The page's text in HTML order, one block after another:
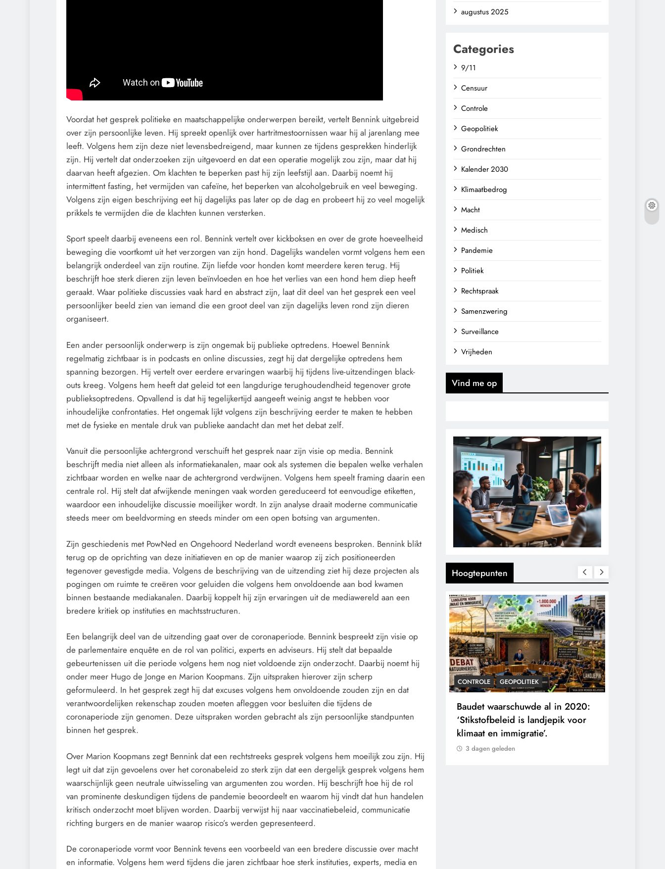
Voordat het gesprek politieke en maatschappelijke onderwerpen bereikt, vertelt Bennink uitgebreid
over zijn persoonlijke leven. Hij spreekt openlijk over hartritmestoornissen waar hij al jarenlang mee
leeft. Volgens hem zijn deze niet levensbedreigend, maar kunnen ze tijdens gesprekken hinderlijk
zijn. Hij vertelt dat onderzoeken zijn uitgevoerd en dat een operatie mogelijk zou zijn, maar dat hij
daarvan heeft afgezien. Om klachten te beperken past hij zijn leefstijl aan. Daarbij noemt hij
intermittent fasting, het vermijden van cafeïne, het beperken van alcoholgebruik en veel beweging.
Volgens zijn eigen beschrijving eet hij dagelijks pas later op de dag en probeert hij zo veel mogelijk
prikkels te vermijden die de klachten kunnen versterken.
Sport speelt daarbij eveneens een rol. Bennink vertelt over kickboksen en over de grote hoeveelheid
beweging die voortkomt uit het verzorgen van zijn hond. Dagelijks wandelen vormt volgens hem een
belangrijk onderdeel van zijn routine. Zijn liefde voor honden komt meerdere keren terug. Hij
beschrijft hoe sterk dieren zijn leven beïnvloeden en hoe het verlies van een hond hem diep heeft
geraakt. Waar politieke discussies vaak hard en abstract zijn, laat dit deel van het gesprek een veel
persoonlijker beeld zien van iemand die een groot deel van zijn dagelijks leven rond zijn dieren
organiseert.
Een ander persoonlijk onderwerp is zijn ongemak bij publieke optredens. Hoewel Bennink
regelmatig zichtbaar is in podcasts en online discussies, zegt hij dat dergelijke optredens hem
spanning bezorgen. Hij vertelt over eerdere ervaringen waarbij hij tijdens live-uitzendingen black-
outs kreeg. Volgens hem heeft dat geleid tot een langdurige terughoudendheid tegenover grote
publieksoptredens. Opvallend is dat hij tegelijkertijd aangeeft weinig angst te hebben voor
inhoudelijke confrontaties. Het ongemak lijkt volgens zijn beschrijving eerder te maken te hebben
met de fysieke en mentale druk van publieke aandacht dan met het debat zelf.
Vanuit die persoonlijke achtergrond verschuift het gesprek naar zijn visie op media. Bennink
beschrijft media niet alleen als informatiekanalen, maar ook als systemen die bepalen welke verhalen
zichtbaar worden en welke naar de achtergrond verdwijnen. Volgens hem speelt framing daarin een
centrale rol. Hij stelt dat afwijkende meningen vaak worden gereduceerd tot eenvoudige etiketten,
waardoor een inhoudelijke discussie moeilijker wordt. In zijn analyse draait moderne communicatie
steeds meer om beeldvorming en steeds minder om een open botsing van argumenten.
Zijn geschiedenis met PowNed en Ongehoord Nederland wordt eveneens besproken. Bennink blikt
terug op de oprichting van deze initiatieven en op de manier waarop zij zich positioneerden
tegenover gevestigde media. Volgens de beschrijving van de uitzending ziet hij deze projecten als
pogingen om ruimte te creëren voor geluiden die volgens hem onvoldoende aan bod kwamen
binnen bestaande mediakanalen. Daarbij koppelt hij zijn ervaringen uit de mediawereld aan een
bredere kritiek op instituties en machtsstructuren.
Een belangrijk deel van de uitzending gaat over de coronaperiode. Bennink bespreekt zijn visie op
de parlementaire enquête en de rol van politici, experts en adviseurs. Hij stelt dat bepaalde
gebeurtenissen uit die periode volgens hem nog niet voldoende zijn onderzocht. Daarbij noemt hij
onder meer Hugo de Jonge en Marion Koopmans. Zijn uitspraken hierover zijn scherp
geformuleerd. In het gesprek zegt hij dat excuses volgens hem onvoldoende zouden zijn en dat
verantwoordelijken rekenschap zouden moeten afleggen voor besluiten die tijdens de
coronaperiode zijn genomen. Deze uitspraken worden gebracht als zijn persoonlijke standpunten
binnen het gesprek.
Over Marion Koopmans zegt Bennink dat een rechtstreeks gesprek volgens hem moeilijk zou zijn. Hij
legt uit dat zijn gevoelens over het coronabeleid zo sterk zijn dat een dergelijk gesprek volgens hem
waarschijnlijk geen neutrale uitwisseling van argumenten zou worden. Hij beschrijft hoe hij de rol
van prominente deskundigen tijdens de pandemie beoordeelt en waarom hij vindt dat hun handelen
kritisch onderzocht moet blijven worden. Daarbij verwijst hij naar vaccinatiebeleid, communicatie
richting burgers en de manier waarop risico’s werden gepresenteerd.
De coronaperiode vormt voor Bennink tevens een voorbeeld van een bredere discussie over macht
en informatie. Volgens hem werd tijdens die jaren zichtbaar hoe sterk instituties, experts, media en
augustus 2025
Categories
9/11
Censuur
Controle
Geopolitiek
Grondrechten
Kalender 2030
Klimaatbedrog
Macht
Medisch
Pandemie
Politiek
Rechtspraak
Samenzwering
Surveillance
Vrijheden
Vind me op
Hoogtepunten
CONTROLE GEOPOLITIEK
De Realiteit aan de Grens van
Ceuta: Boots on the Ground.
CONTROLE GEOPOLITIEK
Baudet waarschuwde al in 2020:
‘Stikstofbeleid is landjepik voor
klimaat en immigratie’.
3 dagen geleden